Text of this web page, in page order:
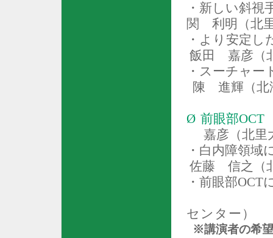
・新しい斜視
関 利明（北
・より安定
飯田 嘉彦（
・スーチャ
陳 進輝（北
Ø 前眼部OCT
嘉彦（北里
・白内障領域
佐藤 信之（
・前眼部OCT
センター ）
※講演者の希